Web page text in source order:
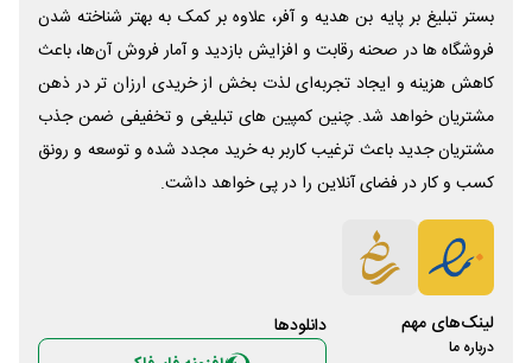
بستر تبلیغ بر پایه بن هدیه و آفر، علاوه بر کمک به بهتر شناخته شدن
فروشگاه ها در صحنه رقابت و افزایش بازدید و آمار فروش آن‌ها، باعث
کاهش هزینه و ایجاد تجربه‌ای لذت بخش از خریدی ارزان تر در ذهن
مشتریان خواهد شد. چنین کمپین های تبلیغی و تخفیفی ضمن جذب
مشتریان جدید باعث ترغیب کاربر به خرید مجدد شده و توسعه و رونق
کسب و کار در فضای آنلاین را در پی خواهد داشت.
لینک‌های مهم
درباره ما
دانلود‌ها